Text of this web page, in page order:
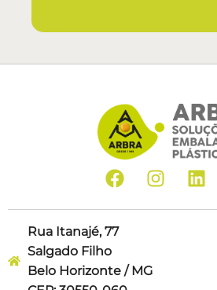
Rua Itanajé, 77
Salgado Filho
Belo Horizonte / MG